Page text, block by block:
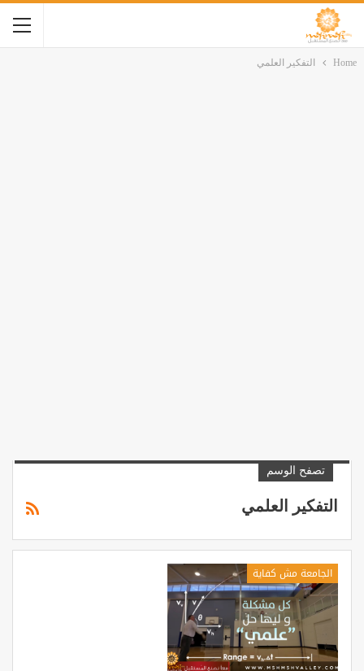
Home التفكير العلمي
تصفح الوسم
التفكير العلمي
الجامعة مش كفاية